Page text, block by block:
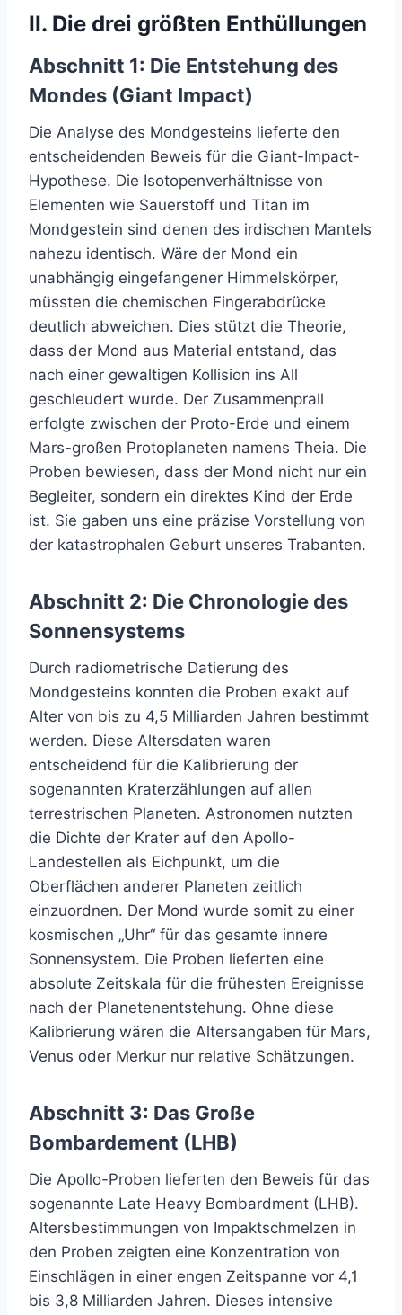
II. Die drei größten Enthüllungen
Abschnitt 1: Die Entstehung des
Mondes (Giant Impact)
Die Analyse des Mondgesteins lieferte den
entscheidenden Beweis für die Giant-Impact-
Hypothese. Die Isotopenverhältnisse von
Elementen wie Sauerstoff und Titan im
Mondgestein sind denen des irdischen Mantels
nahezu identisch. Wäre der Mond ein
unabhängig eingefangener Himmelskörper,
müssten die chemischen Fingerabdrücke
deutlich abweichen. Dies stützt die Theorie,
dass der Mond aus Material entstand, das
nach einer gewaltigen Kollision ins All
geschleudert wurde. Der Zusammenprall
erfolgte zwischen der Proto-Erde und einem
Mars-großen Protoplaneten namens Theia. Die
Proben bewiesen, dass der Mond nicht nur ein
Begleiter, sondern ein direktes Kind der Erde
ist. Sie gaben uns eine präzise Vorstellung von
der katastrophalen Geburt unseres Trabanten.
Abschnitt 2: Die Chronologie des
Sonnensystems
Durch radiometrische Datierung des
Mondgesteins konnten die Proben exakt auf
Alter von bis zu 4,5 Milliarden Jahren bestimmt
werden. Diese Altersdaten waren
entscheidend für die Kalibrierung der
sogenannten Kraterzählungen auf allen
terrestrischen Planeten. Astronomen nutzten
die Dichte der Krater auf den Apollo-
Landestellen als Eichpunkt, um die
Oberflächen anderer Planeten zeitlich
einzuordnen. Der Mond wurde somit zu einer
kosmischen „Uhr“ für das gesamte innere
Sonnensystem. Die Proben lieferten eine
absolute Zeitskala für die frühesten Ereignisse
nach der Planetenentstehung. Ohne diese
Kalibrierung wären die Altersangaben für Mars,
Venus oder Merkur nur relative Schätzungen.
Abschnitt 3: Das Große
Bombardement (LHB)
Die Apollo-Proben lieferten den Beweis für das
sogenannte Late Heavy Bombardment (LHB).
Altersbestimmungen von Impaktschmelzen in
den Proben zeigten eine Konzentration von
Einschlägen in einer engen Zeitspanne vor 4,1
bis 3,8 Milliarden Jahren. Dieses intensive